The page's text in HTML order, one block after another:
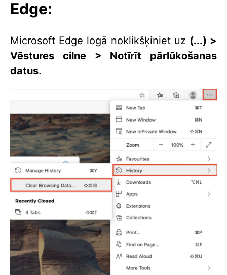
Edge:
Microsoft Edge logā noklikšķiniet uz (...) >
Vēstures cilne > Notīrīt pārlūkošanas
datus.